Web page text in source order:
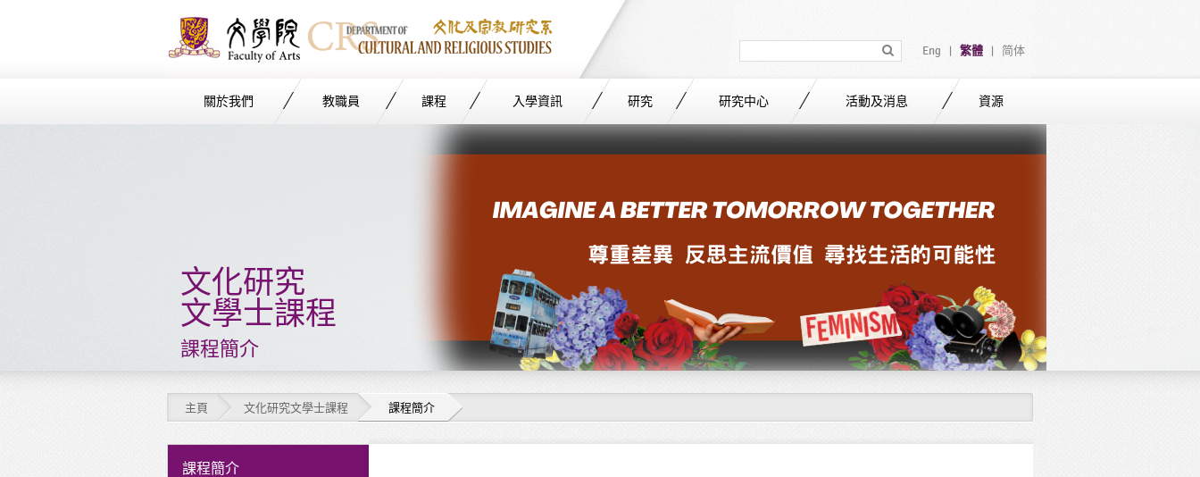
in
Eng 繁體 简体
關於我們 教職員 課程 入學資訊 研究 研究中心 活動及消息
資源
文化研究
文學士課程
課程簡介
主頁 文化研究文學士課程 課程簡介
文
課程簡介